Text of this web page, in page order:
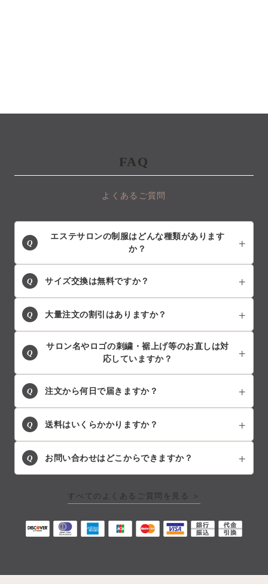
FAQ
よくあるご質問
Q
エステサロンの制服はどんな種類があります
か？
Q サイズ交換は無料ですか？
Q 大量注文の割引はありますか？
Q
サロン名やロゴの刺繍・裾上げ等のお直しは対
応していますか？
Q 注文から何日で届きますか？
Q 送料はいくらかかりますか？
Q お問い合わせはどこからできますか？
すべてのよくあるご質問を見る ＞